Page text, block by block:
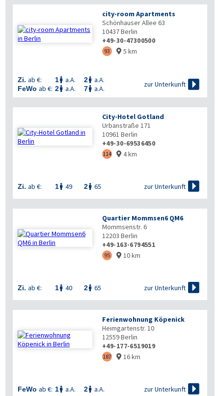
city-room Apartments
Schönhauser Allee 63
10437Berlin
+49-30-47300500
93  5 km
Zi. ab €: 1 a.A. 2 a.A.
FeWo ab €: 2 a.A. 7 a.A.
zur Unterkunft 
City-Hotel Gotland
Urbanstraße 171
10961 Berlin
+49-30-69536450
114  4 km
Zi. ab €: 1 49 2 65 zur Unterkunft 
Quartier Mommsen6 QM6
Mommsenstr. 6
12203 Berlin
+49-163-6794551
95  10 km
Zi. ab €: 1 40 2 65 zur Unterkunft 
Ferienwohnung Köpenick
Heimgartenstr. 10
12559Berlin
+49-177-6519019
187  16 km
FeWo ab €: 1 a.A. 2 a.A. zur Unterkunft 